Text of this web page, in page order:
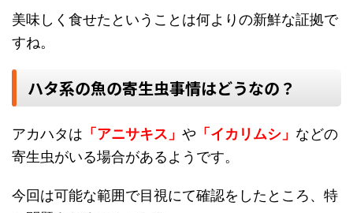
美味しく食せたということは何よりの新鮮な証拠で
すね。
ハタ系の魚の寄生虫事情はどうなの？
アカハタは 「アニサキス」 や 「イカリムシ」 などの
寄生虫がいる場合があるようです。
今回は可能な範囲で目視にて確認をしたところ、特